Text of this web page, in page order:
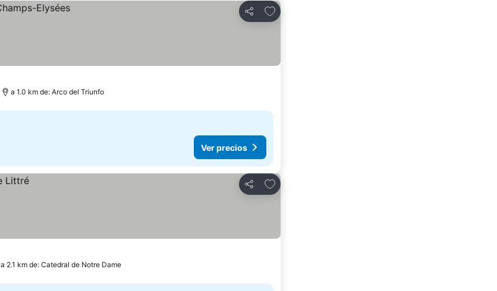
Compartir
Agregar a favoritos
a 1.0 km de: Arco del Triunfo
Ver precios
Compartir
Agregar a favoritos
a 2.1 km de: Catedral de Notre Dame